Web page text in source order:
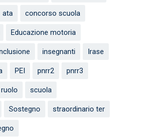
ata concorso scuola
Educazione motoria
insegnanti Irase
PEI pnrr2 pnrr3
ruolo scuola
Sostegno straordinario ter